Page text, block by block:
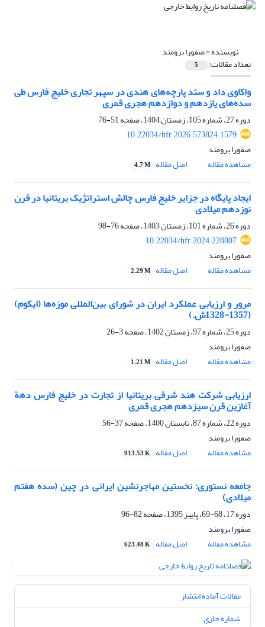
نویسنده =صفورا برومند
تعداد مقالات: 5
واکاوی داد و ستد پارچه‌های هندی در سپهر تجاری خلیج‌ فارس طی
سده‌های یازدهم و دوازدهم هجری قمری
دوره 27، شماره 105، زمستان 1404، صفحه
51-76
10.22034/hfr.2026.573824.1579
صفورا برومند
مشاهده مقاله
اصل مقاله 4.7 M
ایجاد پایگاه در جزایر خلیج ‌فارس چالش استراتژیک بریتانیا در قرن
نوزدهم میلادی
دوره 26، شماره 101، زمستان 1403، صفحه
76-98
10.22034/hfr.2024.228807
صفورا برومند
مشاهده مقاله
اصل مقاله 2.29 M
مرور و ارزیابی عملکرد ایران در شورای بین‌المللی موزه‌ها (ایکوم)
(1357-1328ش.)
دوره 25، شماره 97، زمستان 1402، صفحه
3-26
صفورا برومند
مشاهده مقاله
اصل مقاله 1.21 M
ارزیابی شرکت هند شرقی بریتانیا از تجارت در خلیج ‌فارس دهة
آغازین قرن سیزدهم هجری قمری
دوره 22، شماره 87، تابستان 1400، صفحه
37-56
صفورا برومند
مشاهده مقاله
اصل مقاله 913.53 K
جامعه نستوری: نخستین مهاجرنشین ایرانی در چین (سده هفتم
میلادی)
دوره 17، 68-69، پاییز 1395، صفحه
82-96
صفورا برومند
مشاهده مقاله
اصل مقاله 623.48 K
مقالات آماده انتشار
شماره جاری